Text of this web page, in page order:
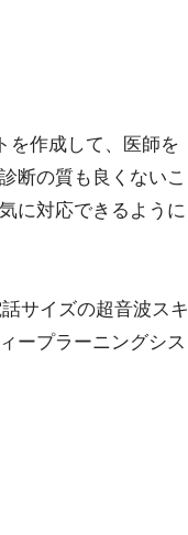
を作成して、医師を
断の質も良くないこ
に対応できるように
サイズの超音波スキ
ープラーニングシス